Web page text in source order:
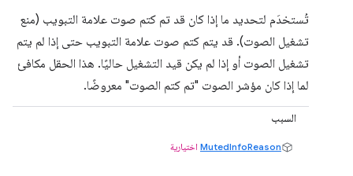
تُستخدَم لتحديد ما إذا كان قد تم كتم صوت علامة التبويب (منع
تشغيل الصوت). قد يتم كتم صوت علامة التبويب حتى إذا لم يتم
تشغيل الصوت أو إذا لم يكن قيد التشغيل حاليًا. هذا الحقل مكافئ
لما إذا كان مؤشر الصوت "تم كتم الصوت" معروضًا.
السبب
MutedInfoReason اختيارية